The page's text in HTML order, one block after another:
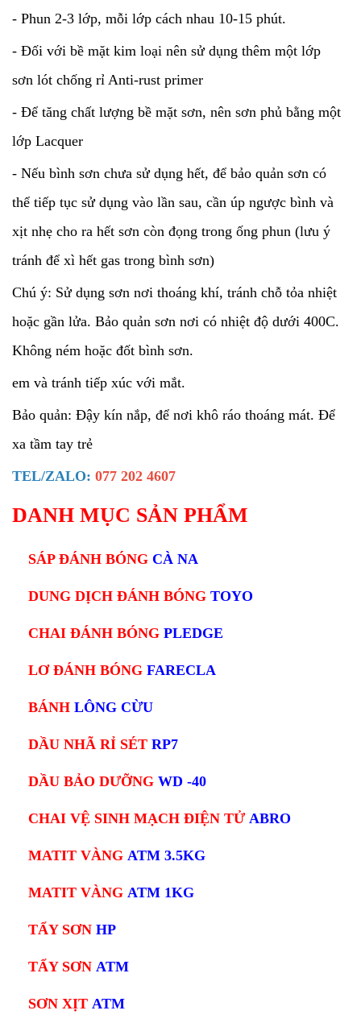
- Phun 2-3 lớp, mỗi lớp cách nhau 10-15 phút.
- Đối với bề mặt kim loại nên sử dụng thêm một lớp
sơn lót chống rỉ Anti-rust primer
- Để tăng chất lượng bề mặt sơn, nên sơn phủ bằng một
lớp Lacquer
- Nếu bình sơn chưa sử dụng hết, để bảo quản sơn có
thể tiếp tục sử dụng vào lần sau, cần úp ngược bình và
xịt nhẹ cho ra hết sơn còn đọng trong ống phun (lưu ý
tránh để xì hết gas trong bình sơn)
Chú ý: Sử dụng sơn nơi thoáng khí, tránh chỗ tỏa nhiệt
hoặc gần lửa. Bảo quản sơn nơi có nhiệt độ dưới 400C.
Không ném hoặc đốt bình sơn.
em và tránh tiếp xúc với mắt.
Bảo quản: Đậy kín nắp, để nơi khô ráo thoáng mát. Để
xa tầm tay trẻ
TEL/ZALO: 077 202 4607
DANH MỤC SẢN PHẨM
SÁP ĐÁNH BÓNG CÀ NA
DUNG DỊCH ĐÁNH BÓNG TOYO
CHAI ĐÁNH BÓNG PLEDGE
LƠ ĐÁNH BÓNG FARECLA
BÁNH LÔNG CỪU
DẦU NHÃ RỈ SÉT RP7
DẦU BẢO DƯỠNG WD -40
CHAI VỆ SINH MẠCH ĐIỆN TỬ ABRO
MATIT VÀNG ATM 3.5KG
MATIT VÀNG ATM 1KG
TẨY SƠN HP
TẨY SƠN ATM
SƠN XỊT ATM